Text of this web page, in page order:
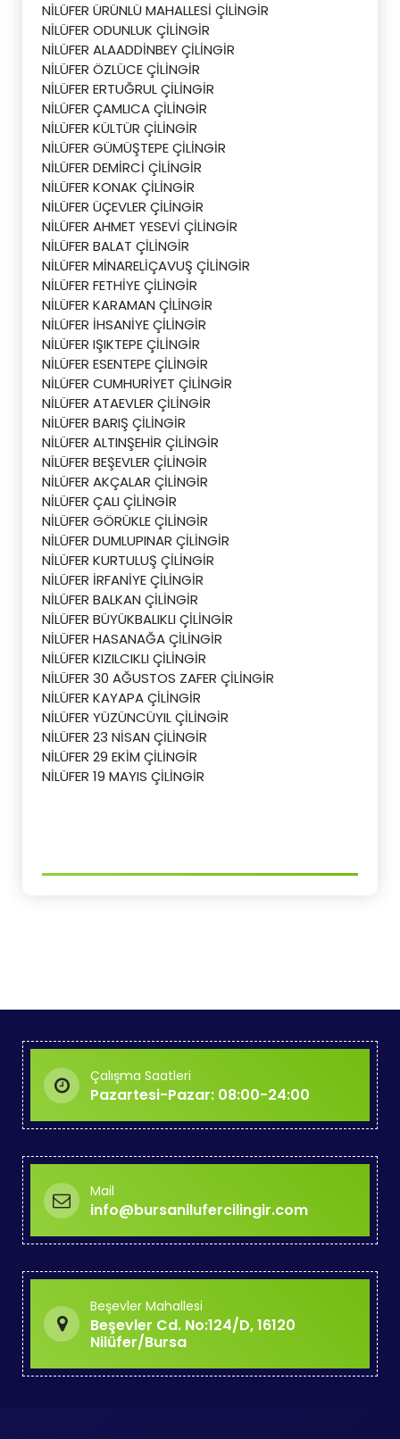
NİLÜFER ÜRÜNLÜ MAHALLESİ ÇİLİNGİR
NİLÜFER ODUNLUK ÇİLİNGİR
NİLÜFER ALAADDİNBEY ÇİLİNGİR
NİLÜFER ÖZLÜCE ÇİLİNGİR
NİLÜFER ERTUĞRUL ÇİLİNGİR
NİLÜFER ÇAMLICA ÇİLİNGİR
NİLÜFER KÜLTÜR ÇİLİNGİR
NİLÜFER GÜMÜŞTEPE ÇİLİNGİR
NİLÜFER DEMİRCİ ÇİLİNGİR
NİLÜFER KONAK ÇİLİNGİR
NİLÜFER ÜÇEVLER ÇİLİNGİR
NİLÜFER AHMET YESEVİ ÇİLİNGİR
NİLÜFER BALAT ÇİLİNGİR
NİLÜFER MİNARELİÇAVUŞ ÇİLİNGİR
NİLÜFER FETHİYE ÇİLİNGİR
NİLÜFER KARAMAN ÇİLİNGİR
NİLÜFER İHSANİYE ÇİLİNGİR
NİLÜFER IŞIKTEPE ÇİLİNGİR
NİLÜFER ESENTEPE ÇİLİNGİR
NİLÜFER CUMHURİYET ÇİLİNGİR
NİLÜFER ATAEVLER ÇİLİNGİR
NİLÜFER BARIŞ ÇİLİNGİR
NİLÜFER ALTINŞEHİR ÇİLİNGİR
NİLÜFER BEŞEVLER ÇİLİNGİR
NİLÜFER AKÇALAR ÇİLİNGİR
NİLÜFER ÇALI ÇİLİNGİR
NİLÜFER GÖRÜKLE ÇİLİNGİR
NİLÜFER DUMLUPINAR ÇİLİNGİR
NİLÜFER KURTULUŞ ÇİLİNGİR
NİLÜFER İRFANİYE ÇİLİNGİR
NİLÜFER BALKAN ÇİLİNGİR
NİLÜFER BÜYÜKBALIKLI ÇİLİNGİR
NİLÜFER HASANAĞA ÇİLİNGİR
NİLÜFER KIZILCIKLI ÇİLİNGİR
NİLÜFER 30 AĞUSTOS ZAFER ÇİLİNGİR
NİLÜFER KAYAPA ÇİLİNGİR
NİLÜFER YÜZÜNCÜYIL ÇİLİNGİR
NİLÜFER 23 NİSAN ÇİLİNGİR
NİLÜFER 29 EKİM ÇİLİNGİR
NİLÜFER 19 MAYIS ÇİLİNGİR
Çalışma Saatleri
Pazartesi-Pazar: 08:00-24:00
Mail
info@bursanilufercilingir.com
Beşevler Mahallesi
Beşevler Cd. No:124/D, 16120
Nilüfer/Bursa